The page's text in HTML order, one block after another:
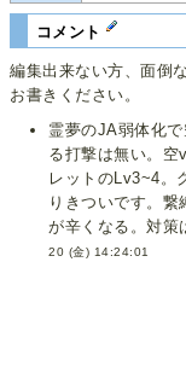
コメント
編集出来ない方、面倒
お書きください。
霊夢のJA弱体化
る打撃は無い。空
レットのLv3~4。
りきついです。
が辛くなる。対策
20 (金) 14:24:01